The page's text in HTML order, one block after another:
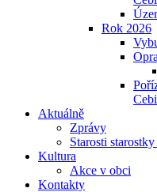
Rok 2026
Aktuálně
Zprávy
Starosti
Kultura
Akce v obci
Kontakty